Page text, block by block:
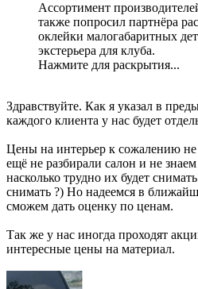
Ассортимент
также попросил партнёра
оклейки малогабаритных
экстерьера для клуба.
Нажмите для раскрытия...
Здравствуйте. Как я указал в
каждого клиента у нас будет
Цены на интерьер к сожалению не
ещё не разбирали салон и не
насколько трудно их будет
снимать ?) Но надеемся в
сможем дать оценку по ценам.
Так же у нас иногда проходят
интересные цены на материал.